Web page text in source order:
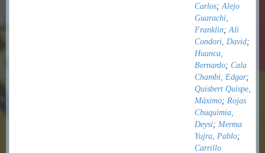
Carlos;Alejo
Guarachi,
Franklin;Ali
Condori, David;
Huanca,
Bernardo; Cala
Chambi, Edgar;
Quisbert Quispe,
Máximo; Rojas
Chuquimia,
Deysi; Merma
Yujra, Pablo;
Carrillo